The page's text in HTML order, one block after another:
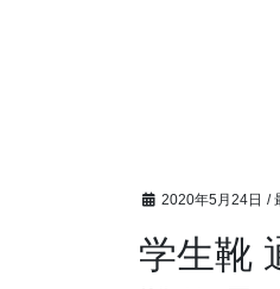
2020年5月24日 /
学生靴